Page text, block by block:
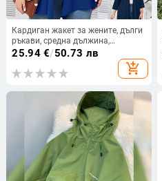
Кардиган жакет за жените, дълги
ръкави, средна дължина,
класическо деколте, материя:
съдържание 30–50% спандекс и
25.94€/50.73 лв
add_shopping_cart